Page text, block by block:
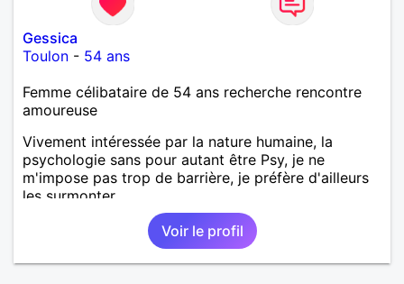
Gessica
Toulon - 54 ans
Femme célibataire de 54 ans recherche rencontre
amoureuse
Vivement intéressée par la nature humaine, la
psychologie sans pour autant être Psy, je ne
m'impose pas trop de barrière, je préfère d'ailleurs
les surmonter.
Voir le profil